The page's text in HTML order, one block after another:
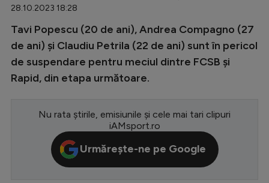
Champions League
Conference League
CM 2026
Premier League
28.10.2023 18:28
Tavi Popescu (20 de ani), Andrea Compagno (27
de ani) și Claudiu Petrila (22 de ani) sunt în pericol
de suspendare pentru meciul dintre FCSB și
Rapid, din etapa următoare.
Nu rata știrile, emisiunile și cele mai tari clipuri
iAMsport.ro
Urmărește-ne pe Google